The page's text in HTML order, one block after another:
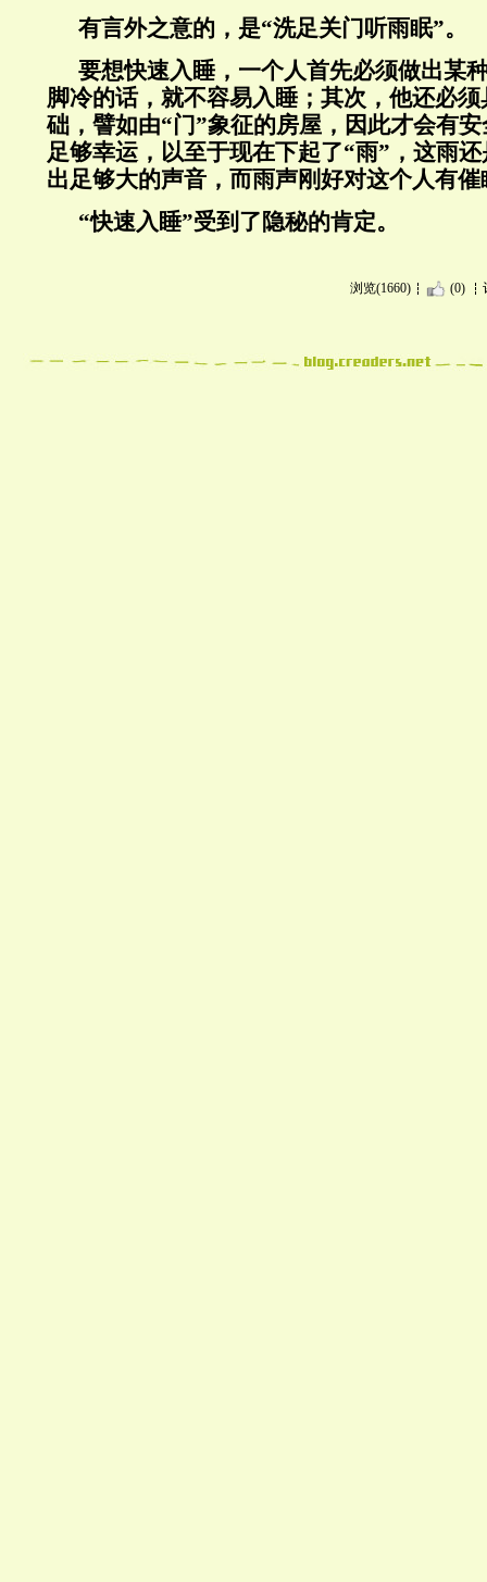
有言外之意的，是“洗足关门听雨眠”。
要想快速入睡，一个人首先必须做出
脚冷的话，就不容易入睡；其次，他还必
础，譬如由“门”象征的房屋，因此才会有
足够幸运，以至于现在下起了“雨”，这雨
出足够大的声音，而雨声刚好对这个人有
“快速入睡”受到了隐秘的肯定。
浏览(1660) (0)